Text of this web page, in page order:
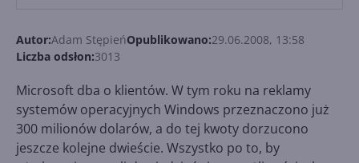
Autor:Adam StępieńOpublikowano:29.06.2008, 13:58
Liczba odsłon:3013
Microsoft dba o klientów. W tym roku na reklamy
systemów operacyjnych Windows przeznaczono już
300 milionów dolarów, a do tej kwoty dorzucono
jeszcze kolejne dwieście. Wszystko po to, by